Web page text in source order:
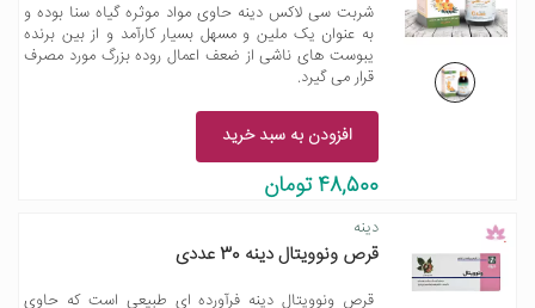
شربت سی لاکس دینه حاوی مواد موثره گیاه سنا بوده و
به عنوان یک ملین و مسهل بسیار کارآمد و از بین برنده
یبوست های ناشی از ضعف اعمال روده بزرگ مورد مصرف
قرار می گیرد.
افزودن به سبد خرید
48,500 تومان
دینه
قرص ونوویتال دینه 30 عددی
قرص ونوویتال دینه فرآورده ای طبیعی است که حاوی